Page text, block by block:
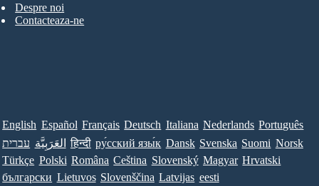
Despre noi
Contacteaza-ne
English Español Français Deutsch Italiana Nederlands Português
עברית العَرَبِيَّة हिन्दी ру́сский язы́к Dansk Svenska Suomi Norsk
Türkçe Polski Româna Ceština Slovenský Magyar Hrvatski
български Lietuvos Slovenščina Latvijas eesti